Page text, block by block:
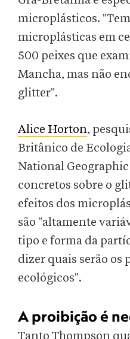
microplásticos.
microplásticas em
500 peixes que
Mancha, mas não
glitter".
Alice Horton,
Britânico de
National
concretos sobre o
efeitos dos
são "altamente
tipo e forma da
dizer quais serão os
ecológicos".
A proibição é
Tanto Thompson